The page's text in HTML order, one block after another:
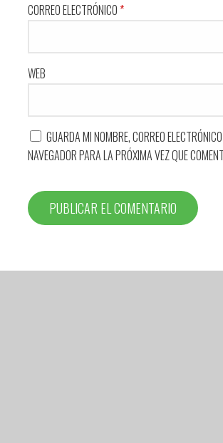
CORREO ELECTRÓNICO*
WEB
GUARDA MI NOMBRE, CORREO
NAVEGADOR PARA LA PRÓXIMA VEZ QUE